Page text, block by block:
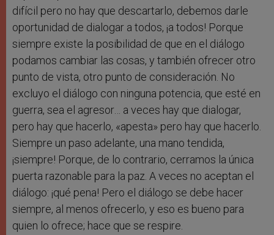
difícil pero no hay que descartarlo, debemos darle
oportunidad de dialogar a todos, ¡a todos! Porque
siempre existe la posibilidad de que en el diálogo
podamos cambiar las cosas, y también ofrecer otro
punto de vista, otro punto de consideración. No
excluyo el diálogo con ninguna potencia, que esté en
guerra, sea el agresor… a veces hay que dialogar,
pero hay que hacerlo, «apesta» pero hay que hacerlo.
Siempre un paso adelante, una mano tendida,
¡siempre! Porque, de lo contrario, cerramos la única
puerta razonable para la paz. A veces no aceptan el
diálogo: ¡qué pena! Pero el diálogo se debe hacer
siempre, al menos ofrecerlo, y eso es bueno para
quien lo ofrece; hace que se respire.